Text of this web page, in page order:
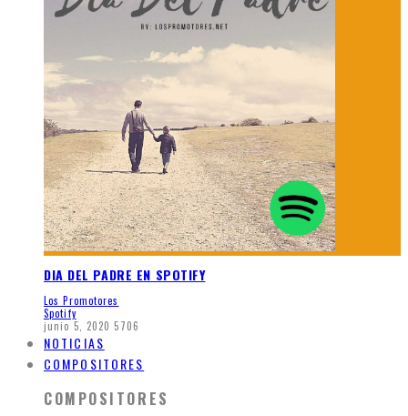
DIA DEL PADRE EN SPOTIFY
Los Promotores
Spotify
junio 5, 2020 5706
NOTICIAS
COMPOSITORES
COMPOSITORES